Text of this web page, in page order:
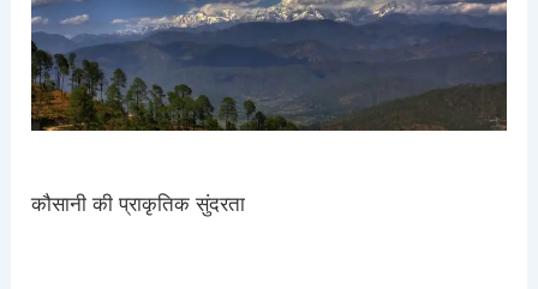
कौसानी की प्राकृतिक सुंदरता